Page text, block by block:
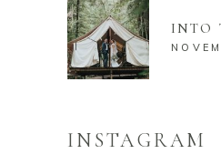
INTO
INSTAGRAM